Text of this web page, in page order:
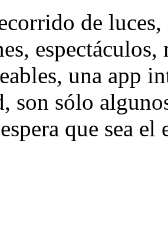
de
una app
son sólo
que sea